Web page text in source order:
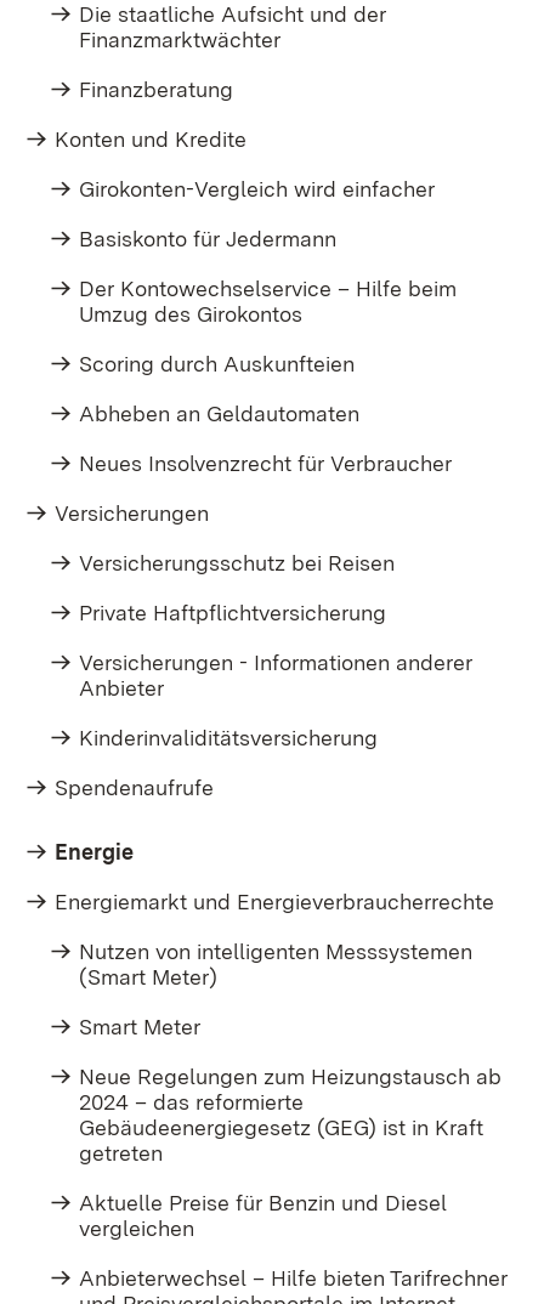
Die staatliche Aufsicht und der
Finanzmarktwächter
Finanzberatung
Konten und Kredite
Girokonten-Vergleich wird einfacher
Basiskonto für Jedermann
Der Kontowechselservice – Hilfe beim
Umzug des Girokontos
Scoring durch Auskunfteien
Abheben an Geldautomaten
Neues Insolvenzrecht für Verbraucher
Versicherungen
Versicherungsschutz bei Reisen
Private Haftpflichtversicherung
Versicherungen - Informationen anderer
Anbieter
Kinderinvaliditätsversicherung
Spendenaufrufe
Energie
Energiemarkt und Energieverbraucherrechte
Nutzen von intelligenten Messsystemen
(Smart Meter)
Smart Meter
Neue Regelungen zum Heizungstausch ab
2024 – das reformierte
Gebäudeenergiegesetz (GEG) ist in Kraft
getreten
Aktuelle Preise für Benzin und Diesel
vergleichen
Anbieterwechsel – Hilfe bieten Tarifrechner